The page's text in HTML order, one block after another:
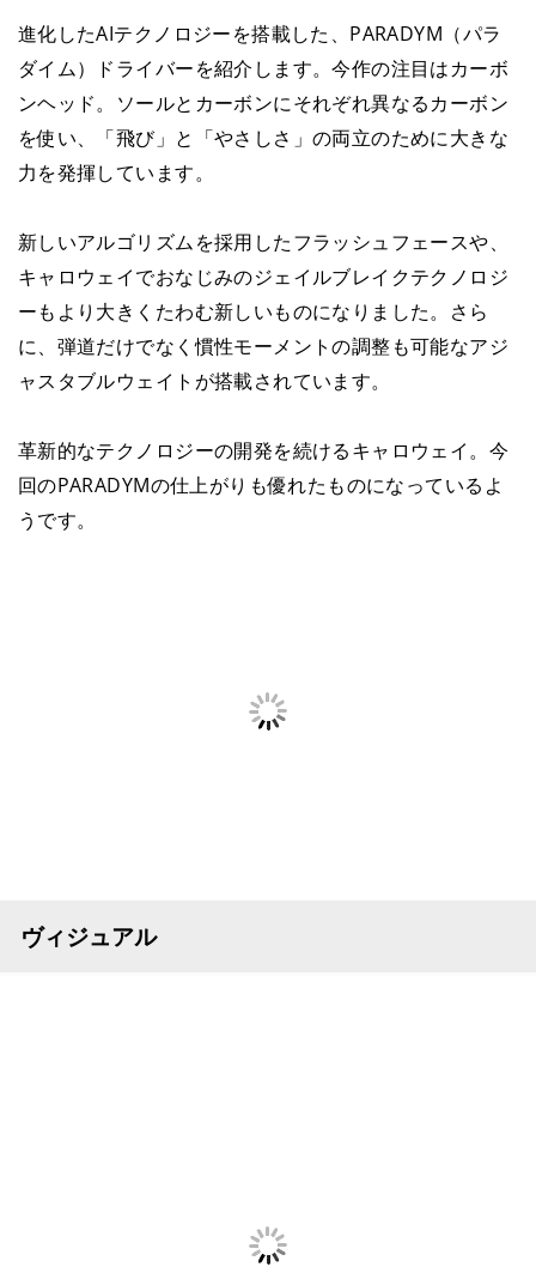
進化したAIテクノロジーを搭載した、PARADYM（パラ
ダイム）ドライバーを紹介します。今作の注目はカーボ
ンヘッド。ソールとカーボンにそれぞれ異なるカーボン
を使い、「飛び」と「やさしさ」の両立のために大きな
力を発揮しています。
新しいアルゴリズムを採用したフラッシュフェースや、
キャロウェイでおなじみのジェイルブレイクテクノロジ
ーもより大きくたわむ新しいものになりました。さら
に、弾道だけでなく慣性モーメントの調整も可能なアジ
ャスタブルウェイトが搭載されています。
革新的なテクノロジーの開発を続けるキャロウェイ。今
回のPARADYMの仕上がりも優れたものになっているよ
うです。
ヴィジュアル